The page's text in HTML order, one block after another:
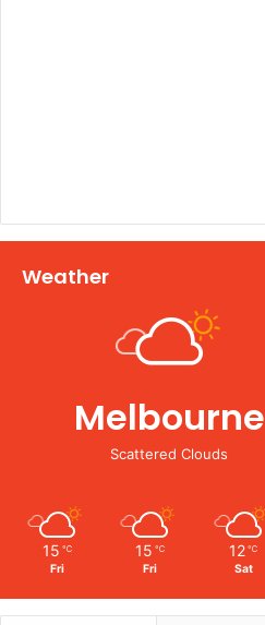
Weather
Melbourne
Scattered Clouds
15 ℃
Fri
15 ℃
Fri
12 ℃
Sat